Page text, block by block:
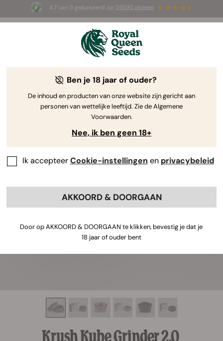
4.7 van 5 gebaseerd op 58690 reviews
3 White Widow Auto zaadjesGRATIS voor de
Krush Kube Grinder 2.0
Ben je 18 jaar of ouder?
De inhoud en producten van onze website zijn gericht aan
personen van wettelijke leeftijd. Zie de Algemene
Voorwaarden.
Nee, ik ben geen 18+
Ik accepteerCookie-instellingen en privacybeleid
AKKOORD & DOORGAAN
Door op AKKOORD & DOORGAAN te klikken, bevestig je dat je
18 jaar of ouder bent